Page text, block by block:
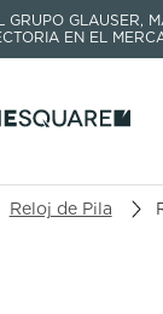
GRUPO GLAUSER,
EN EL
artículo
Reloj de Pila